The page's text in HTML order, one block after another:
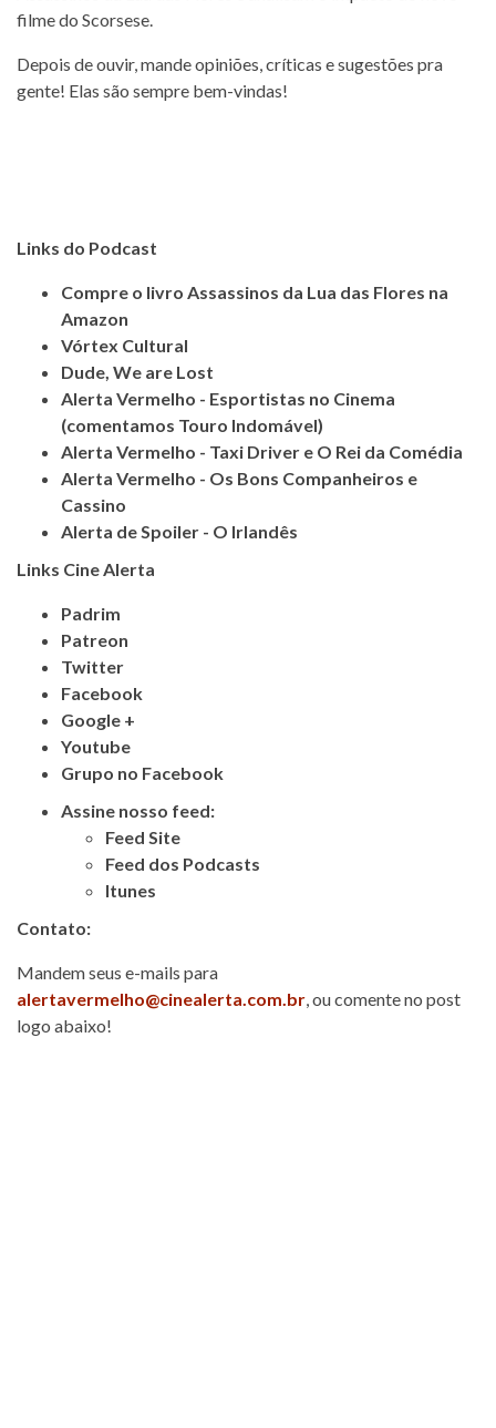
filme do Scorsese.
Depois de ouvir, mande opiniões, críticas e sugestões pra
gente! Elas são sempre bem-vindas!
Links do Podcast
Compre o livro Assassinos da Lua das Flores na
Amazon
Vórtex Cultural
Dude, We are Lost
Alerta Vermelho - Esportistas no Cinema
(comentamos Touro Indomável)
Alerta Vermelho - Taxi Driver e O Rei da Comédia
Alerta Vermelho - Os Bons Companheiros e
Cassino
Alerta de Spoiler - O Irlandês
Links Cine Alerta
Padrim
Patreon
Twitter
Facebook
Google +
Youtube
Grupo no Facebook
Assine nosso feed:
Feed Site
Feed dos Podcasts
Itunes
Contato:
Mandem seus e-mails para
alertavermelho@cinealerta.com.br, ou comente no post
logo abaixo!